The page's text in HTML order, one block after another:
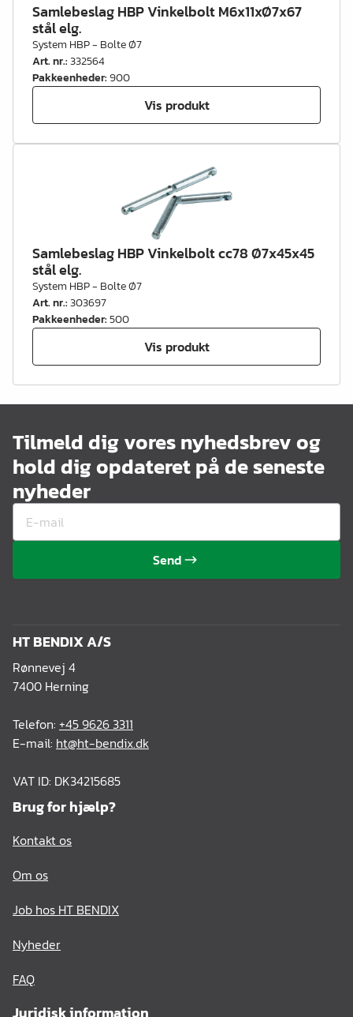
Samlebeslag HBP Vinkelbolt M6x11xØ7x67
stål elg.
System HBP - Bolte Ø7
Art. nr.:332564
Pakkeenheder:900
Vis produkt
Samlebeslag HBP Vinkelbolt cc78 Ø7x45x45
stål elg.
System HBP - Bolte Ø7
Art. nr.:303697
Pakkeenheder:500
Vis produkt
Tilmeld dig vores nyhedsbrev og
hold dig opdateret på de seneste
nyheder
Send
HT BENDIX A/S
Rønnevej 4
7400 Herning
Telefon: +45 9626 3311
E-mail: ht@ht-bendix.dk
VAT ID: DK34215685
Brug for hjælp?
Kontakt os
Om os
Job hos HT BENDIX
Nyheder
FAQ
Juridisk information